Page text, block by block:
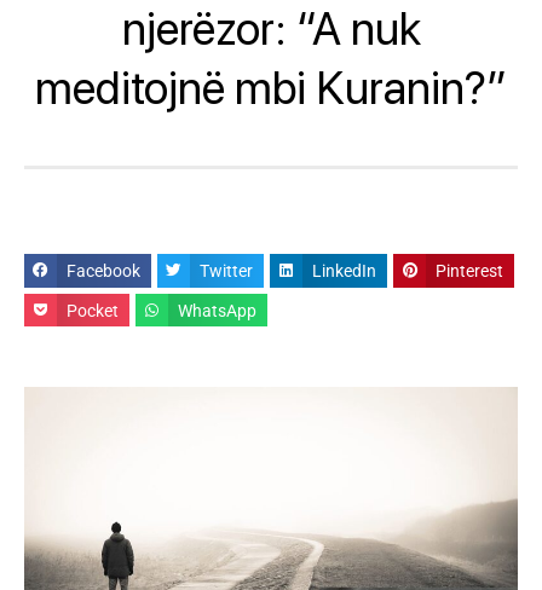
njerëzor: “A nuk
meditojnë mbi Kuranin?”
Facebook Twitter LinkedIn Pinterest
Pocket WhatsApp